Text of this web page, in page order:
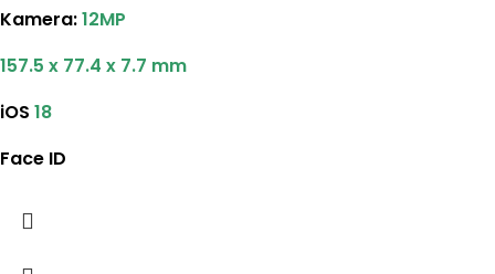
Kamera:12MP
157.5 x 77.4 x 7.7 mm
iOS 18
Face ID